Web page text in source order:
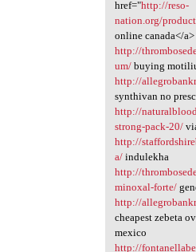
href="http://reso-
nation.org/
online canada</
http://
um/buying
http://
synthivan no
http://
strong-pack-20/
http://
a/indulekha
http://
minoxal-forte/
http://
cheapest zebeta
mexico
http://